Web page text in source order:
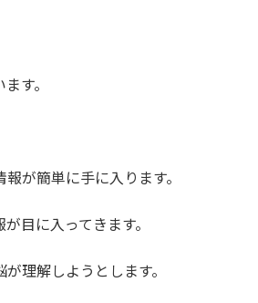
す。
が簡単に手に入ります。
目に入ってきます。
理解しようとします。